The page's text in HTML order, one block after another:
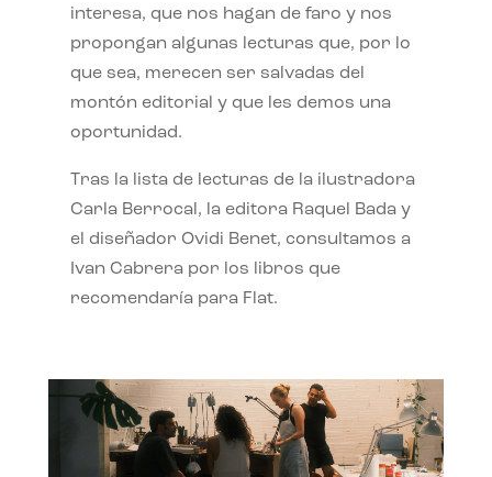
interesa, que nos hagan de faro y nos
propongan algunas lecturas que, por lo
que sea, merecen ser salvadas del
montón editorial y que les demos una
oportunidad.
Tras la lista de lecturas de la ilustradora
Carla Berrocal, la editora Raquel Bada y
el diseñador Ovidi Benet, consultamos a
Ivan Cabrera por los libros que
recomendaría para Flat.